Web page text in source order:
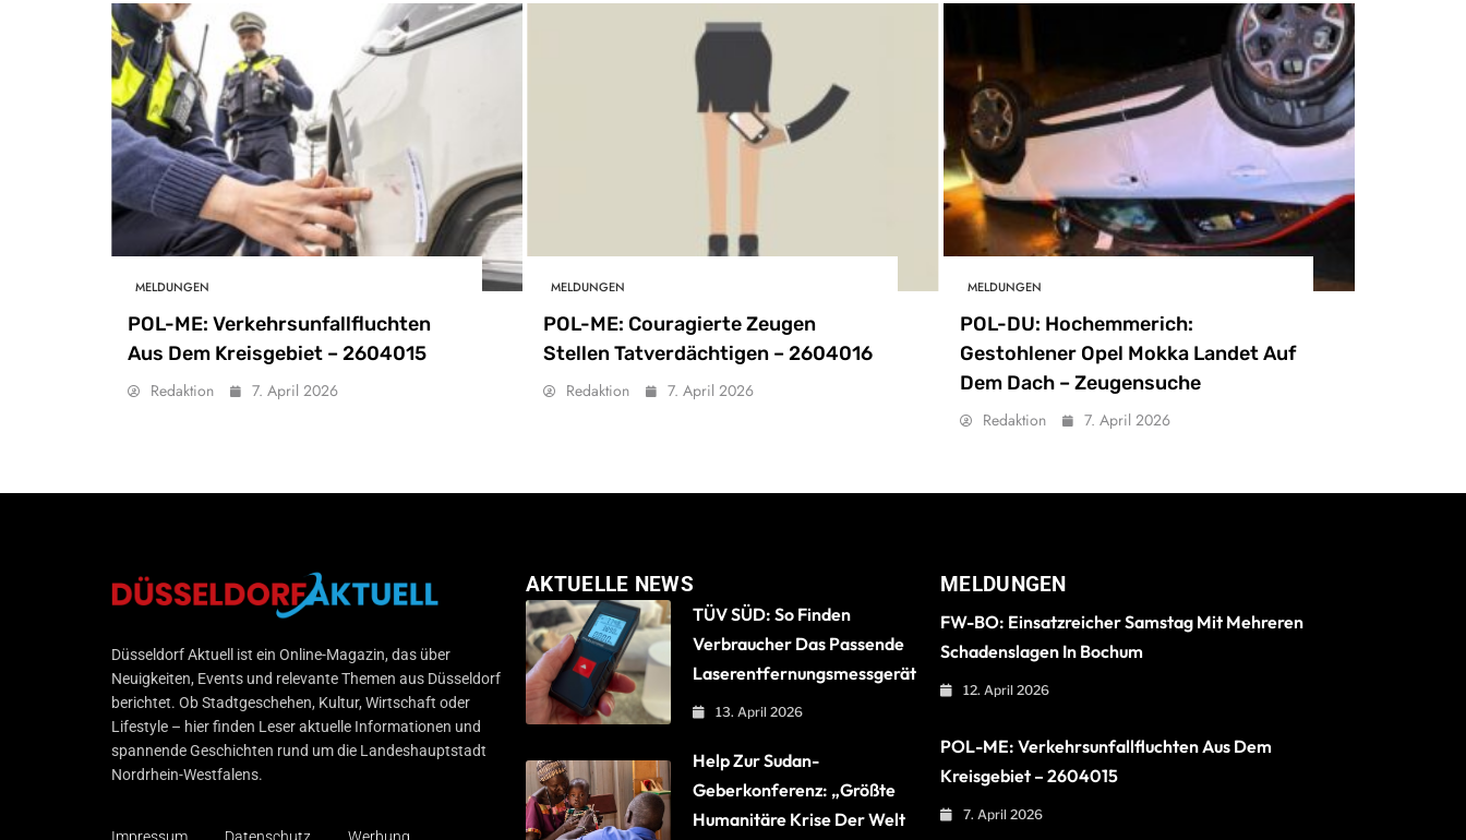
MELDUNGEN
POL-ME: Verkehrsunfallfluchten
Aus Dem Kreisgebiet – 2604015
Redaktion 7. April 2026
MELDUNGEN
POL-ME: Couragierte Zeugen
Stellen Tatverdächtigen – 2604016
Redaktion 7. April 2026
MELDUNGEN
POL-DU: Hochemmerich:
Gestohlener Opel Mokka Landet Auf
Dem Dach – Zeugensuche
Redaktion 7. April 2026
Düsseldorf Aktuell
Düsseldorf Aktuell ist ein Online-Magazin, das über
Neuigkeiten, Events und relevante Themen aus Düsseldorf
berichtet. Ob Stadtgeschehen, Kultur, Wirtschaft oder
Lifestyle – hier finden Leser aktuelle Informationen und
spannende Geschichten rund um die Landeshauptstadt
Nordrhein-Westfalens.
Impressum Datenschutz Werbung
AKTUELLE NEWS
TÜV SÜD: So Finden
Verbraucher Das Passende
Laserentfernungsmessgerät
13. April 2026
Help Zur Sudan-
Geberkonferenz: „Größte
Humanitäre Krise Der Welt
MELDUNGEN
FW-BO: Einsatzreicher Samstag Mit Mehreren
Schadenslagen In Bochum
12. April 2026
POL-ME: Verkehrsunfallfluchten Aus Dem
Kreisgebiet – 2604015
7. April 2026